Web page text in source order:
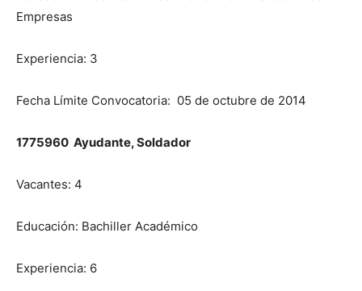
Empresas
Experiencia: 3
Fecha Límite Convocatoria: 05 de octubre de 2014
1775960 Ayudante, Soldador
Vacantes: 4
Educación: Bachiller Académico
Experiencia: 6